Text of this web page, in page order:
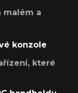
malém a
konzole
které